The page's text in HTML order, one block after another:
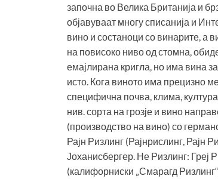
започна во Велика Британија и
објавуваат многу списанија и
вино и состаноци со винарите, а
на повисоко ниво од стомна,
емајлирана кригла, но има вина
исто. Кога виното има прецизно
специфична почва, клима,
нив. сорта на грозје и вино
(производство на вино) со
Рајн Ризлинг (Рајнрислинг, Рајн
Јоханисбергер. Не Ризлинг: Греј
(калифорниски „Смарагд